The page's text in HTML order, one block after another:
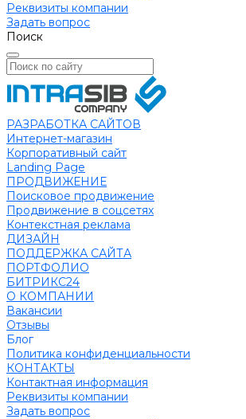
Реквизиты компании
Задать вопрос
Поиск
РАЗРАБОТКА САЙТОВ
Интернет-магазин
Корпоративный сайт
Landing Page
ПРОДВИЖЕНИЕ
Поисковое продвижение
Продвижение в соцсетях
Контекстная реклама
ДИЗАЙН
ПОДДЕРЖКА САЙТА
ПОРТФОЛИО
БИТРИКС24
О КОМПАНИИ
Вакансии
Отзывы
Блог
Политика конфиденциальности
КОНТАКТЫ
Контактная информация
Реквизиты компании
Задать вопрос